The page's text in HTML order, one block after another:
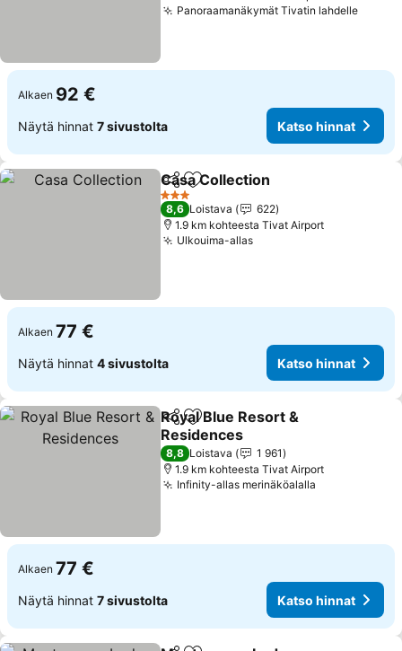
Panoraamanäkymät Tivatin lahdelleKatso
Alkaen 92 €
Näytä hinnat 7 sivustolta Katso hinnat
Jaa Lisää suosikkeihin
Casa Collection
3 Tähtiluokitus
8,6 Loistava
622
1.9 km kohteesta Tivat Airport
Ulkouima-allasKatso hinnat
Alkaen 77 €
Näytä hinnat 4 sivustolta Katso hinnat
Jaa Lisää suosikkeihin
Royal Blue Resort &
Residences
Katso hinnat
8,8 Loistava
1 961
1.9 km kohteesta Tivat Airport
Infinity-allas merinäköalalla
Alkaen 77 €
Näytä hinnat 7 sivustolta Katso hinnat